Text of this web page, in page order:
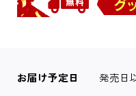
お届け予定日 発売日